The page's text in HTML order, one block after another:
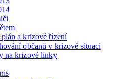
a krizové řízení
občanů v krizové situaci
na krizové linky